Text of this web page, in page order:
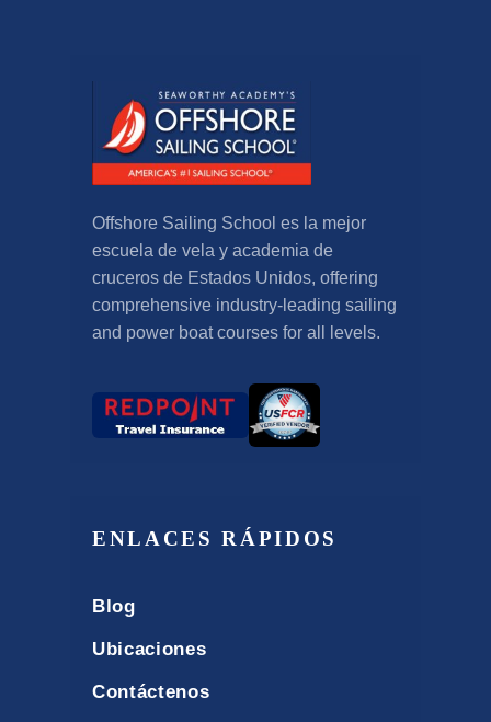
Offshore Sailing School es la mejor
escuela de vela y academia de
cruceros de Estados Unidos, offering
comprehensive industry-leading sailing
and power boat courses for all levels.
ENLACES RÁPIDOS
Blog
Ubicaciones
Contáctenos